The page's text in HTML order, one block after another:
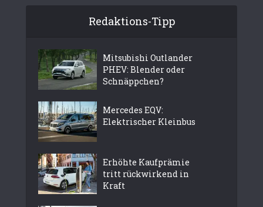
Redaktions-Tipp
Mitsubishi Outlander
PHEV: Blender oder
Schnäppchen?
Mercedes EQV:
Elektrischer Kleinbus
Erhöhte Kaufprämie
tritt rückwirkend in
Kraft